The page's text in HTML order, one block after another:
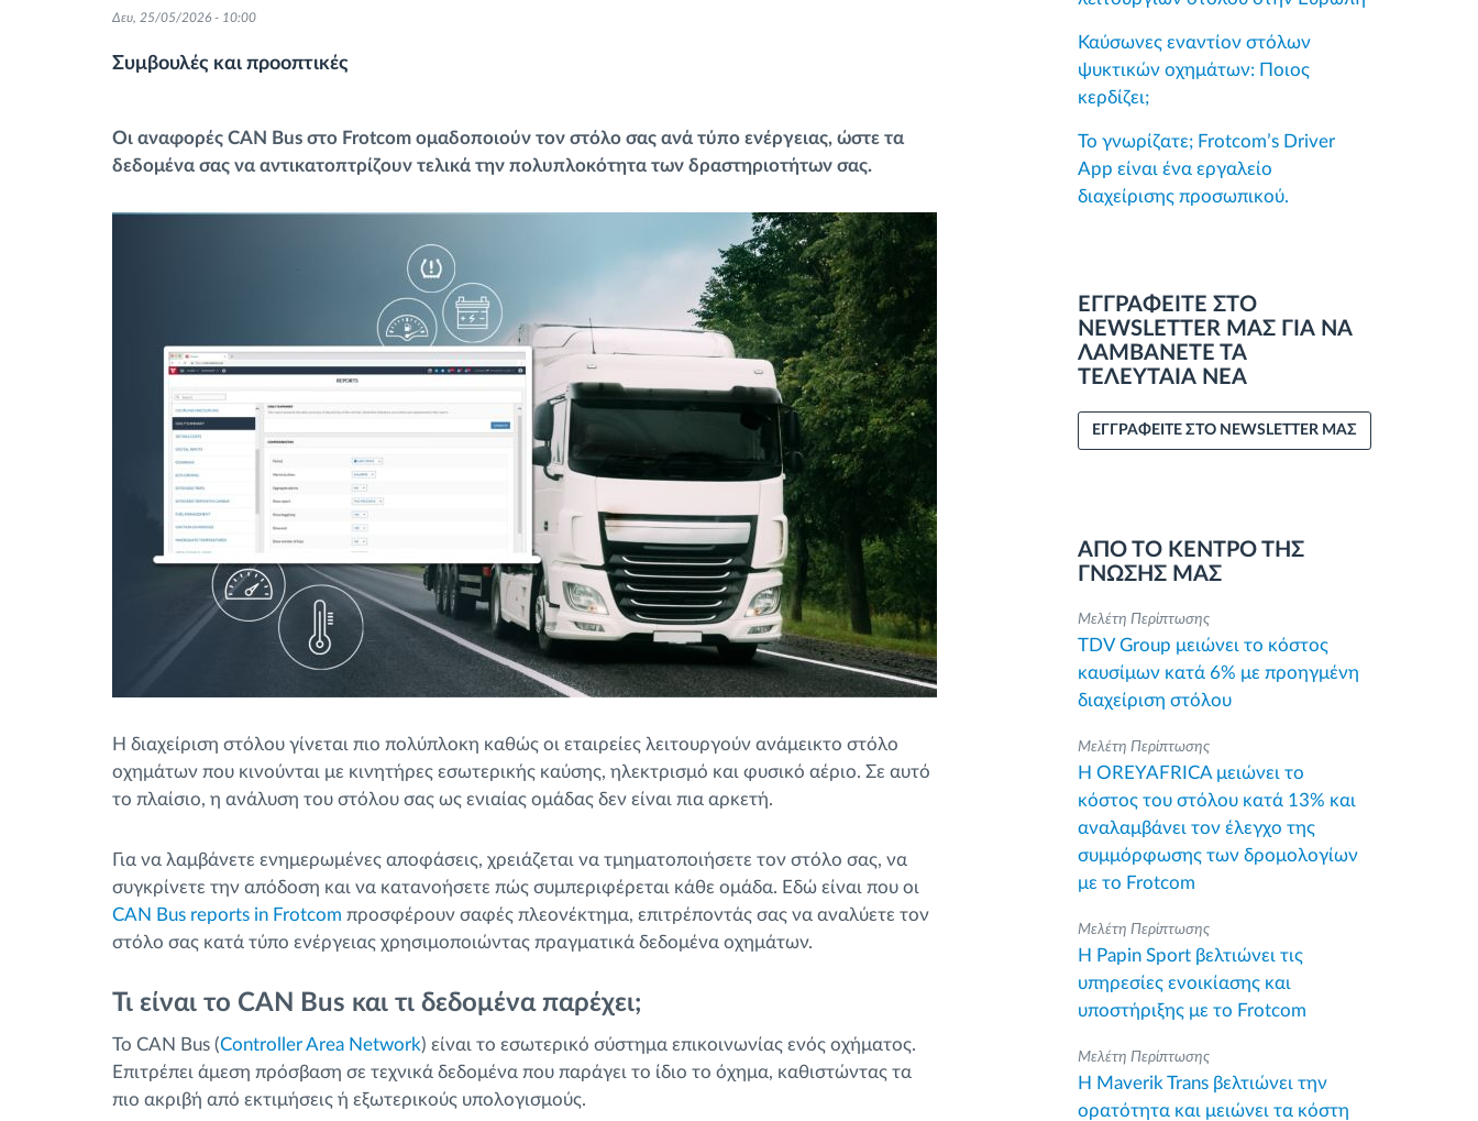
Έλεγχος πρόσβασης
Σχεδιασμός και παρακολούθηση
διαδρομής
Αυτόματη αναγνώριση οδηγού
Ανακαλύψτε όλα τα χαρακτηριστικά
Δευ, 25/05/2026 - 10:00
Συμβουλές και προοπτικές
Οι αναφορές CAN Bus στο Frotcom ομαδοποιούν τον στόλο σας ανά τύπο ενέργειας, ώστε τα
δεδομένα σας να αντικατοπτρίζουν τελικά την πολυπλοκότητα των δραστηριοτήτων σας.
Η διαχείριση στόλου γίνεται πιο πολύπλοκη καθώς οι εταιρείες λειτουργούν ανάμεικτο στόλο
οχημάτων που κινούνται με κινητήρες εσωτερικής καύσης, ηλεκτρισμό και φυσικό αέριο. Σε αυτό
το πλαίσιο, η ανάλυση του στόλου σας ως ενιαίας ομάδας δεν είναι πια αρκετή.
Για να λαμβάνετε ενημερωμένες αποφάσεις, χρειάζεται να τμηματοποιήσετε τον στόλο σας, να
συγκρίνετε την απόδοση και να κατανοήσετε πώς συμπεριφέρεται κάθε ομάδα. Εδώ είναι που οι
CAN Bus reports in Frotcom προσφέρουν σαφές πλεονέκτημα, επιτρέποντάς σας να αναλύετε τον
στόλο σας κατά τύπο ενέργειας χρησιμοποιώντας πραγματικά δεδομένα οχημάτων.
Τι είναι το CAN Bus και τι δεδομένα παρέχει;
Το CAN Bus (Controller Area Network) είναι το εσωτερικό σύστημα επικοινωνίας ενός οχήματος.
Επιτρέπει άμεση πρόσβαση σε τεχνικά δεδομένα που παράγει το ίδιο το όχημα, καθιστώντας τα
πιο ακριβή από εκτιμήσεις ή εξωτερικούς υπολογισμούς.
Καύσωνες εναντίον στόλων
ψυκτικών οχημάτων: Ποιος
κερδίζει;
Το γνωρίζατε; Frotcom’s Driver
App είναι ένα εργαλείο
διαχείρισης προσωπικού.
ΕΓΓΡΑΦΕΙΤΕ ΣΤΟ
NEWSLETTER ΜΑΣ ΓΙΑ ΝΑ
ΛΑΜΒΑΝΕΤΕ ΤΑ
ΤΕΛΕΥΤΑΙΑ ΝΕΑ
ΕΓΓΡΑΦΕΙΤΕ ΣΤΟ NEWSLETTER ΜΑΣ
ΑΠΟ ΤΟ ΚΕΝΤΡΟ ΤΗΣ
ΓΝΩΣΗΣ ΜΑΣ
Μελέτη Περίπτωσης
TDV Group μειώνει το κόστος
καυσίμων κατά 6% με προηγμένη
διαχείριση στόλου
Μελέτη Περίπτωσης
Η OREYAFRICA μειώνει το
κόστος του στόλου κατά 13% και
αναλαμβάνει τον έλεγχο της
συμμόρφωσης των δρομολογίων
με το Frotcom
Μελέτη Περίπτωσης
Η Papin Sport βελτιώνει τις
υπηρεσίες ενοικίασης και
υποστήριξης με το Frotcom
Μελέτη Περίπτωσης
Η Maverik Trans βελτιώνει την
ορατότητα και μειώνει τα κόστη